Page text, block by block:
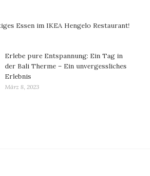
Essen im IKEA Hengelo Restaurant!
Erlebe pure Entspannung: Ein Tag in
der Bali Therme – Ein unvergessliches
Erlebnis
März 8, 2023